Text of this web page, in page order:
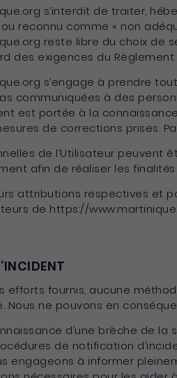
s’interdit de traiter,
ou reconnu comme « non
reste libre du choix de
des exigences du Règlement
s’engage à prendre
communiquées à des
est portée à la
de corrections prises.
de l’Utilisateur
afin de réaliser les
attributions respectives et
de https://
efforts fournis, aucune
Nous ne pouvons en
d’une brèche de la
de notification
engageons à informer